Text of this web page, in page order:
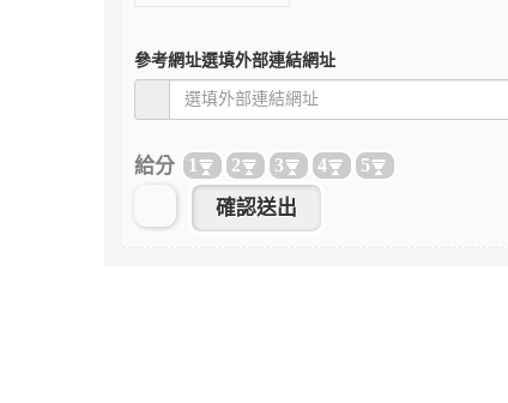
參考網址選填外部連結網址
給分 1 2 3 4 5